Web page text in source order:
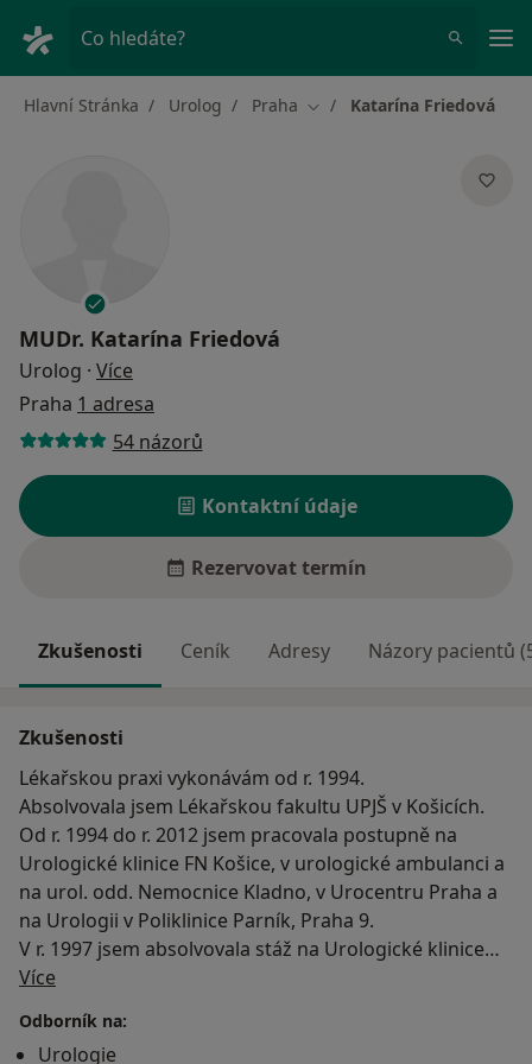
Co hledáte?
Hlavní Stránka Urolog Praha Změna města
Katarína Friedová
MUDr. Katarína Friedová
Urolog · Více
Praha 1 adresa
54 názorů
Kontaktní údaje
Rezervovat termín
Zkušenosti Ceník Adresy Názory pacientů
Zkušenosti
Lékařskou praxi vykonávám od r. 1994.
Absolvovala jsem Lékařskou fakultu UPJŠ v Košicích.
Od r. 1994 do r. 2012 jsem pracovala postupně na
Urologické klinice FN Košice, v urologické ambulanci a
na urol. odd. Nemocnice Kladno, v Urocentru Praha a
na Urologii v Poliklinice Parník, Praha 9.
V r. 1997 jsem absolvovala stáž na Urologické klinice
Hopital BICHAT v Paříži.
Od r. 2000 pracuji na část. úvazek na Urologické klinice
FN Král. Vinohrady.
Více
Odborník na:
Urologie